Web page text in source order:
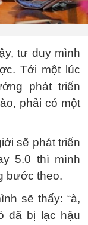
tư duy mình
Tới một lúc
phát triển
phải có một
sẽ phát triển
5.0 thì mình
bước theo.
sẽ thấy: “à,
đã bị lạc hậu